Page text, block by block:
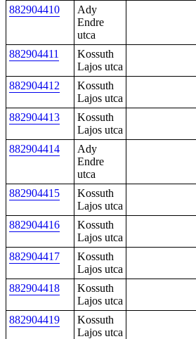
882904410
Ady
Endre
utca
882904411
Kossuth
Lajos utca
882904412
Kossuth
Lajos utca
882904413
Kossuth
Lajos utca
882904414
Ady
Endre
utca
882904415
Kossuth
Lajos utca
882904416
Kossuth
Lajos utca
882904417
Kossuth
Lajos utca
882904418
Kossuth
Lajos utca
882904419
Kossuth
Lajos utca